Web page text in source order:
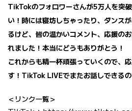
TikTokのフォロワーさんが5万人を突
い！時には寝坊しちゃったり、ダンス
るけど、皆の温かいコメント、応援の
れました！本当にどうもありがとう！
これからも精一杯頑張っていくので、
す！TikTok LIVEでまたお話しできるの
＜リンク一覧＞